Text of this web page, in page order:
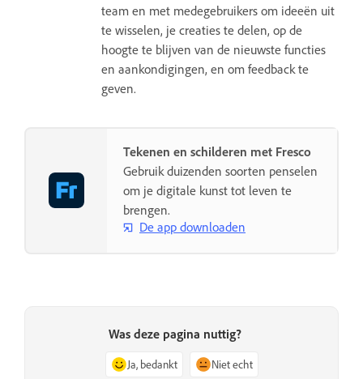
team en met medegebruikers om ideeën uit
te wisselen, je creaties te delen, op de
hoogte te blijven van de nieuwste functies
en aankondigingen, en om feedback te
geven.
Tekenen en schilderen met Fresco
Gebruik duizenden soorten penselen
om je digitale kunst tot leven te
brengen.
De app downloaden
Was deze pagina nuttig?
Ja, bedankt Niet echt